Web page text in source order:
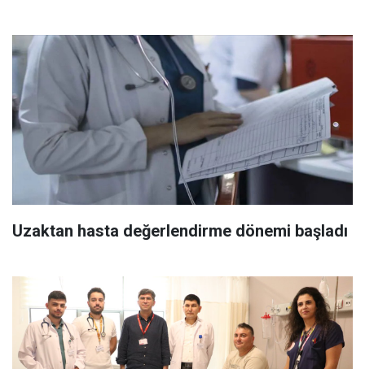
Uzaktan hasta değerlendirme dönemi başladı